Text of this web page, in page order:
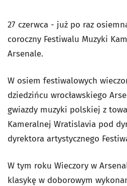
27 czerwca - już po raz
coroczny Festiwalu Muzyki
Arsenale.
W osiem festiwalowych
dziedzińcu wrocławskiego
gwiazdy muzyki polskiej z
Kameralnej Wratislavia pod
dyrektora artystycznego
W tym roku Wieczory w
klasykę w doborowym